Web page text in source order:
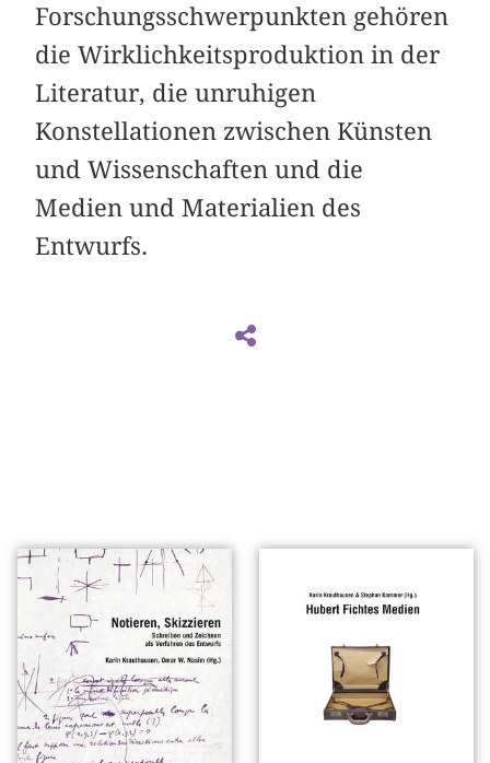
Forschungsschwerpunkten gehören
die Wirklichkeitsproduktion in der
Literatur, die unruhigen
Konstellationen zwischen Künsten
und Wissenschaften und die
Medien und Materialien des
Entwurfs.